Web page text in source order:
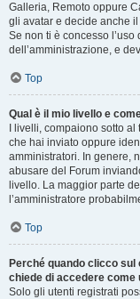
Galleria, Remoto oppure
gli avatar e decide anche
Se non ti è concesso
dell’amministrazione, e
Top
Qual è il mio livello e
I livelli, compaiono sotto
che hai inviato oppure
amministratori. In genere,
abusare del Forum
livello. La maggior parte
l’amministratore
Top
Perché quando clicco sul
chiede di accedere
Solo gli utenti registrati